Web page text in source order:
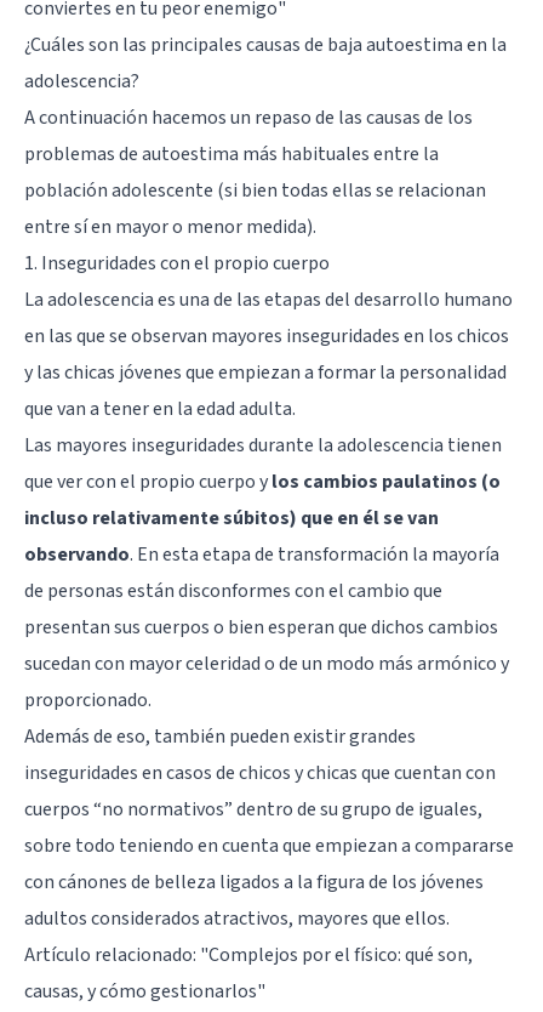
conviertes en tu peor enemigo"
¿Cuáles son las principales causas de baja autoestima en la
adolescencia?
A continuación hacemos un repaso de las causas de los
problemas de autoestima más habituales entre la
población adolescente (si bien todas ellas se relacionan
entre sí en mayor o menor medida).
1. Inseguridades con el propio cuerpo
La adolescencia es una de las etapas del desarrollo humano
en las que se observan mayores inseguridades en los chicos
y las chicas jóvenes que empiezan a formar la personalidad
que van a tener en la edad adulta.
Las mayores inseguridades durante la adolescencia tienen
que ver con el propio cuerpo ylos cambios paulatinos (o
incluso relativamente súbitos) que en él se van
observando. En esta etapa de transformación la mayoría
de personas están disconformes con el cambio que
presentan sus cuerpos o bien esperan que dichos cambios
sucedan con mayor celeridad o de un modo más armónico y
proporcionado.
Además de eso, también pueden existir grandes
inseguridades en casos de chicos y chicas que cuentan con
cuerpos “no normativos” dentro de su grupo de iguales,
sobre todo teniendo en cuenta que empiezan a compararse
con cánones de belleza ligados a la figura de los jóvenes
adultos considerados atractivos, mayores que ellos.
Artículo relacionado: "Complejos por el físico: qué son,
causas, y cómo gestionarlos"